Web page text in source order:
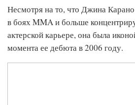
Несмотря на то, что Джина
в боях MMA и больше
актерской карьере, она была
момента ее дебюта в 2006 году.